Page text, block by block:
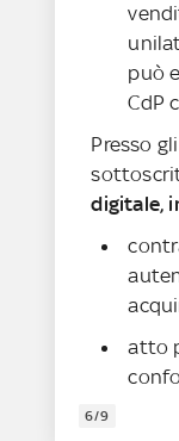
può
CdP
Presso
digitale,
atto
6/9